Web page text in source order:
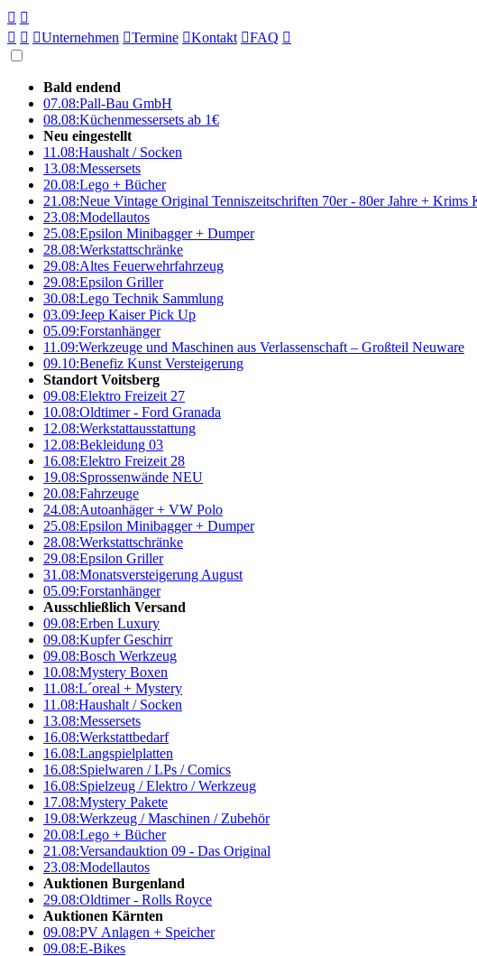
 
  Unternehmen Termine Kontakt FAQ 
Bald endend
07.08:Pall-Bau GmbH
08.08:Küchenmessersets ab 1€
Neu eingestellt
11.08:Haushalt / Socken
13.08:Messersets
20.08:Lego + Bücher
21.08:Neue Vintage Original Tenniszeitschriften 70er - 80er Jahre + Krims
23.08:Modellautos
25.08:Epsilon Minibagger + Dumper
28.08:Werkstattschränke
29.08:Altes Feuerwehrfahrzeug
29.08:Epsilon Griller
30.08:Lego Technik Sammlung
03.09:Jeep Kaiser Pick Up
05.09:Forstanhänger
11.09:Werkzeuge und Maschinen aus Verlassenschaft – Großteil Neuware
09.10:Benefiz Kunst Versteigerung
Standort Voitsberg
09.08:Elektro Freizeit 27
10.08:Oldtimer - Ford Granada
12.08:Werkstattausstattung
12.08:Bekleidung 03
16.08:Elektro Freizeit 28
19.08:Sprossenwände NEU
20.08:Fahrzeuge
24.08:Autoanhäger + VW Polo
25.08:Epsilon Minibagger + Dumper
28.08:Werkstattschränke
29.08:Epsilon Griller
31.08:Monatsversteigerung August
05.09:Forstanhänger
Ausschließlich Versand
09.08:Erben Luxury
09.08:Kupfer Geschirr
09.08:Bosch Werkzeug
10.08:Mystery Boxen
11.08:L´oreal + Mystery
11.08:Haushalt / Socken
13.08:Messersets
16.08:Werkstattbedarf
16.08:Langspielplatten
16.08:Spielwaren / LPs / Comics
16.08:Spielzeug / Elektro / Werkzeug
17.08:Mystery Pakete
19.08:Werkzeug / Maschinen / Zubehör
20.08:Lego + Bücher
21.08:Versandauktion 09 - Das Original
23.08:Modellautos
Auktionen Burgenland
29.08:Oldtimer - Rolls Royce
Auktionen Kärnten
09.08:PV Anlagen + Speicher
09.08:E-Bikes